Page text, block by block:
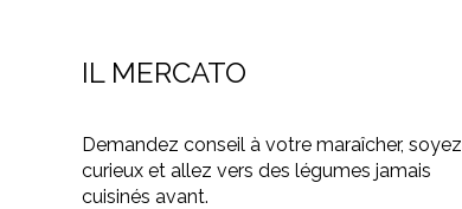
IL MERCATO
Demandez conseil à votre maraîcher, soyez
curieux et allez vers des légumes jamais
cuisinés avant.